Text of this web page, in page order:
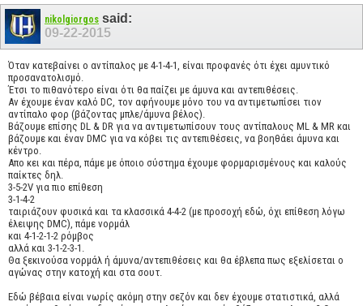
nikolgiorgos said:
09-22-2015
Όταν κατεβαίνει ο αντίπαλος με 4-1-4-1, είναι προφανές ότι έχει αμυντικό
προσανατολισμό.
Έτσι το πιθανότερο είναι ότι θα παίζει με άμυνα και αντεπιθέσεις.
Αν έχουμε έναν καλό DC, τον αφήνουμε μόνο του να αντιμετωπίσει τιον
αντίπαλο φορ (βάζοντας μπλε/άμυνα βέλος).
Βάζουμε επίσης DL & DR για να αντιμετωπίσουν τους αντίπαλους ML & MR και
βάζουμε και έναν DMC για να κόβει τις αντεπιθέσεις, να βοηθάει άμυνα και
κέντρο.
Απο κει και πέρα, πάμε με όποιο σύστημα έχουμε φορμαρισμένους και καλούς
παίκτες δηλ.
3-5-2V για πιο επίθεση
3-1-4-2
ταιριάζουν φυσικά και τα κλασσικά 4-4-2 (με προσοχή εδώ, όχι επίθεση λόγω
έλειψης DMC), πάμε νορμάλ
και 4-1-2-1-2 ρόμβος
αλλά και 3-1-2-3-1.
Θα ξεκινούσα νορμάλ ή άμυνα/αντεπιθέσεις και θα έβλεπα πως εξελίσεται ο
αγώνας στην κατοχή και στα σουτ.
Εδώ βέβαια είναι νωρίς ακόμη στην σεζόν και δεν έχουμε στατιστικά, αλλά